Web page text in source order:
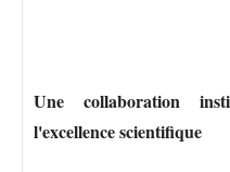
Une collaboration
l'excellence scientifique